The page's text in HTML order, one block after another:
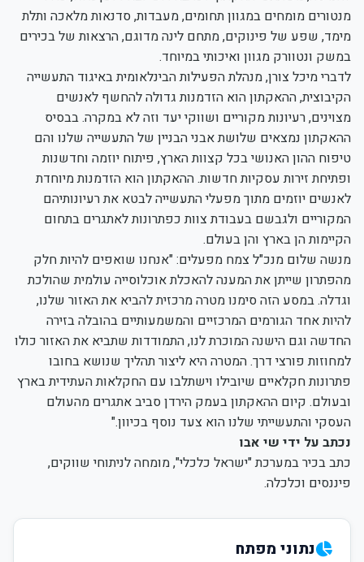
מנטורים מומחים במגוון תחומים, מעבדות, סדנאות מלאכה ותלת
מימד, שפע של פינוקים, מתחם לינה מדוגם, הרצאות של בכירים
במשק ונטוורק מגוון ואיכותי במיוחד.
לדברי מיכל צורן, מנהלת הפעילות הבינלאומית באיגוד התעשייה
הקיבוצית, ההאקתון הוא הזדמנות גדולה להחשף לאנשים
מצוינים, רעיונות מקוריים ושווקי יעד וזה לא במקרה. בבסיס
ההאקתון נמצאים שלושת אבני הבניין של התעשייה שלנו והם
טיפוח ההון האנושי בכל קצוות הארץ, פיתוח יוזמה וחדשנות
ופתיחת זירות עסקיות חדשות. ההאקתון הוא הזדמנות מיוחדת
לאנשים יוזמים מתוך מפעלי התעשייה לבטא את רעיונותיהם
המקוריים ולגבשם בעבודת צוות כפתרונות לאתגרים בתחום
הקיימות הן בארץ והן בעולם.
מנשה שלום מנכ"ל צמח מפעלים: "אנחנו שואפים להיות חלק
מהפתרון שייתן את המענה להאכלת אוכלוסייה עולמית שהולכת
וגדלה. במסע הזה סימנו מטרה מרכזית להביא את האזור שלנו,
להיות אחד הגורמים המרכזיים והמשמעותיים בהובלה בזירה
החדשה וגם הישנה המוכרת לנו, התמודדות שתביא את האזור כולו
למחוזות פורצי דרך. המטרה היא ליצור תהליך שנושא בחובו
פתרונות חקלאיים שיובילו וישתלבו עם החקלאות העתידית בארץ
ובעולם. קיום ההאקתון בעמק הירדן סביב אתגרים מהעולם
העסקי והתעשייתי שלנו הוא צעד נוסף בכיוון."
נכתב על ידי שי אבו
כתב בכיר במערכת "ישראל כלכלי", מומחה לניתוחי שווקים,
פיננסים וכלכלה.
נתוני מפתח